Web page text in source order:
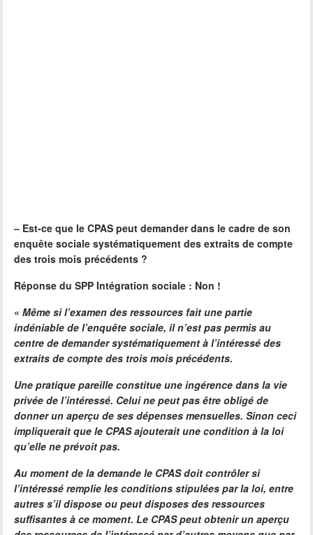
– Est-ce que le CPAS peut demander dans le cadre de son
enquête sociale systématiquement des extraits de compte
des trois mois précédents ?
Réponse du SPP Intégration sociale : Non !
«Même si l’examen des ressources fait une partie
indéniable de l’enquête sociale, il n’est pas permis au
centre de demander systématiquement à l’intéressé des
extraits de compte des trois mois précédents.
Une pratique pareille constitue une ingérence dans la vie
privée de l’intéressé. Celui ne peut pas être obligé de
donner un aperçu de ses dépenses mensuelles. Sinon ceci
impliquerait que le CPAS ajouterait une condition à la loi
qu’elle ne prévoit pas.
Au moment de la demande le CPAS doit contrôler si
l’intéressé remplie les conditions stipulées par la loi, entre
autres s’il dispose ou peut disposes des ressources
suffisantes à ce moment. Le CPAS peut obtenir un aperçu